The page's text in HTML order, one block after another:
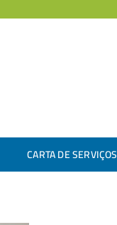
CARTA DE SERVIÇOS